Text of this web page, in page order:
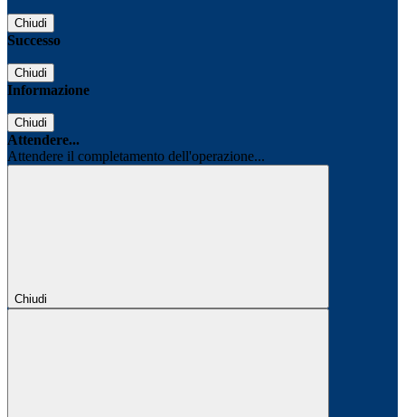
Chiudi
Successo
Chiudi
Informazione
Chiudi
Attendere...
Attendere il completamento dell'operazione...
Chiudi